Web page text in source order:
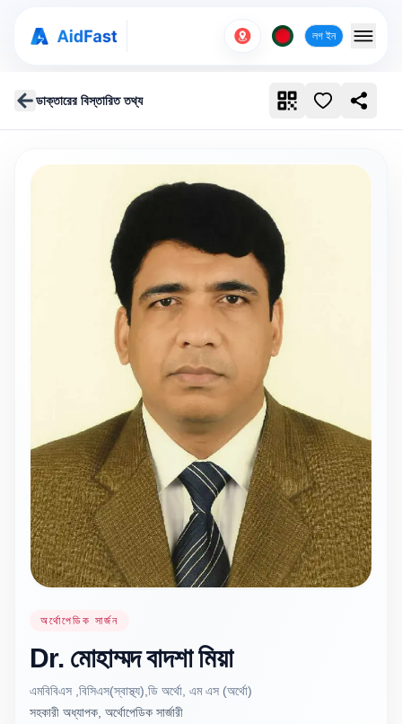
লগ ইন
ডাক্তারের বিস্তারিত তথ্য
অর্থোপেডিক সার্জন
Dr. মোহাম্মদ বাদশা মিয়া
এমবিবিএস ,বিসিএস(স্বাস্থ্য),ডি অর্থো, এম এস (অর্থো)
সহকারী অধ্যাপক, অর্থোপেডিক সার্জারী